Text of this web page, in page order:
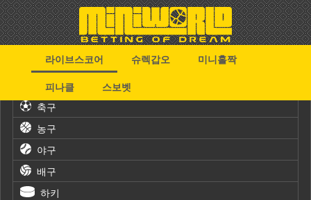
라이브스코어 슈렉갑오
미니홀짝
피나클
스보벳
축구
농구
야구
배구
하키